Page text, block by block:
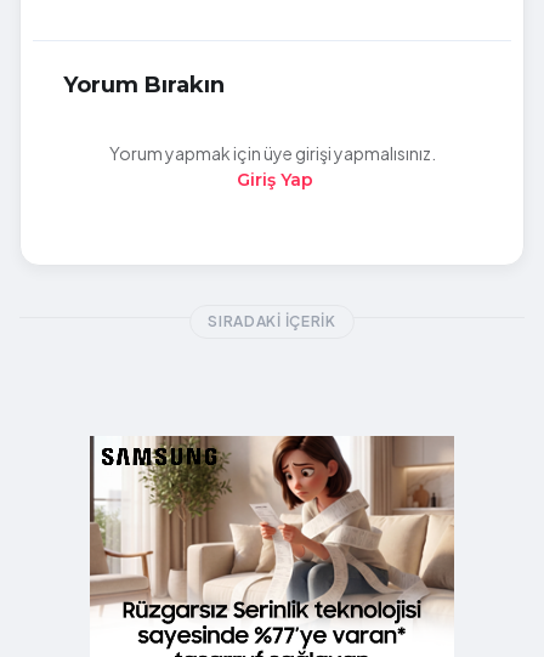
Yorum Bırakın
Yorum yapmak için üye girişi yapmalısınız.
Giriş Yap
SIRADAKI İÇERIK